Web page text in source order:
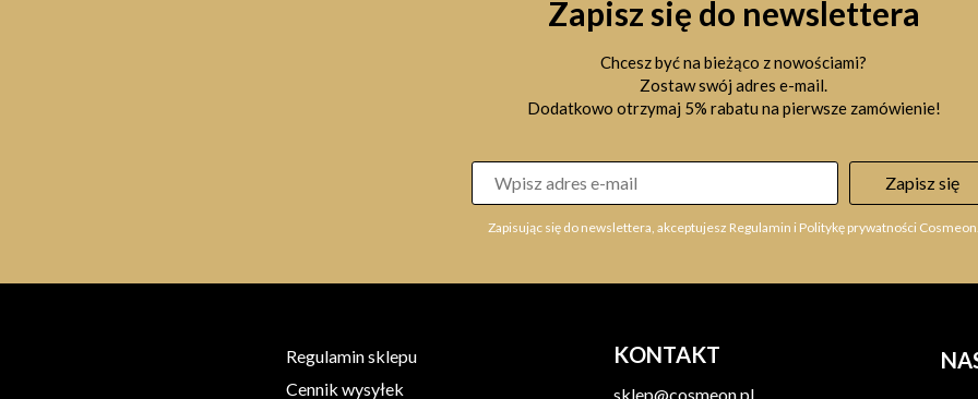
maska odświeżająca kolor srebrna
Zapisz się do newslettera
Chcesz być na bieżąco z nowościami?
Zostaw swój adres e-mail.
Dodatkowo otrzymaj 5% rabatu na pierwsze zamówienie!
Zapisz się
Zapisując się do newslettera, akceptujesz Regulamin i Politykę prywatności
Regulamin sklepu
Cennik wysyłek
KONTAKT
sklep@cosmeon.pl